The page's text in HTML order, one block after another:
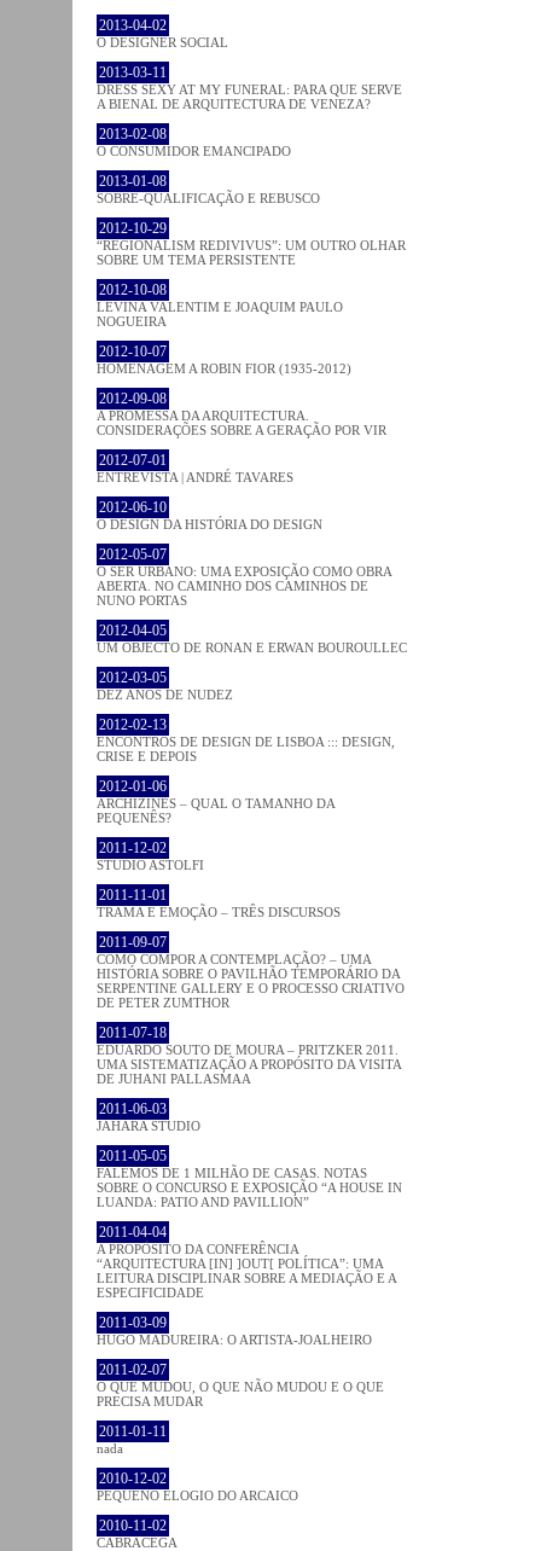
2013-04-02
O DESIGNER SOCIAL
2013-03-11
DRESS SEXY AT MY FUNERAL: PARA QUE SERVE
A BIENAL DE ARQUITECTURA DE VENEZA?
2013-02-08
O CONSUMIDOR EMANCIPADO
2013-01-08
SOBRE-QUALIFICAÇÃO E REBUSCO
2012-10-29
“REGIONALISM REDIVIVUS”: UM OUTRO OLHAR
SOBRE UM TEMA PERSISTENTE
2012-10-08
LEVINA VALENTIM E JOAQUIM PAULO
NOGUEIRA
2012-10-07
HOMENAGEM A ROBIN FIOR (1935-2012)
2012-09-08
A PROMESSA DA ARQUITECTURA.
CONSIDERAÇÕES SOBRE A GERAÇÃO POR VIR
2012-07-01
ENTREVISTA | ANDRÉ TAVARES
2012-06-10
O DESIGN DA HISTÓRIA DO DESIGN
2012-05-07
O SER URBANO: UMA EXPOSIÇÃO COMO OBRA
ABERTA. NO CAMINHO DOS CAMINHOS DE
NUNO PORTAS
2012-04-05
UM OBJECTO DE RONAN E ERWAN BOUROULLEC
2012-03-05
DEZ ANOS DE NUDEZ
2012-02-13
ENCONTROS DE DESIGN DE LISBOA ::: DESIGN,
CRISE E DEPOIS
2012-01-06
ARCHIZINES – QUAL O TAMANHO DA
PEQUENÊS?
2011-12-02
STUDIO ASTOLFI
2011-11-01
TRAMA E EMOÇÃO – TRÊS DISCURSOS
2011-09-07
COMO COMPOR A CONTEMPLAÇÃO? – UMA
HISTÓRIA SOBRE O PAVILHÃO TEMPORÁRIO DA
SERPENTINE GALLERY E O PROCESSO CRIATIVO
DE PETER ZUMTHOR
2011-07-18
EDUARDO SOUTO DE MOURA – PRITZKER 2011.
UMA SISTEMATIZAÇÃO A PROPÓSITO DA VISITA
DE JUHANI PALLASMAA
2011-06-03
JAHARA STUDIO
2011-05-05
FALEMOS DE 1 MILHÃO DE CASAS. NOTAS
SOBRE O CONCURSO E EXPOSIÇÃO “A HOUSE IN
LUANDA: PATIO AND PAVILLION”
2011-04-04
A PROPÓSITO DA CONFERÊNCIA
“ARQUITECTURA [IN] ]OUT[ POLÍTICA”: UMA
LEITURA DISCIPLINAR SOBRE A MEDIAÇÃO E A
ESPECIFICIDADE
2011-03-09
HUGO MADUREIRA: O ARTISTA-JOALHEIRO
2011-02-07
O QUE MUDOU, O QUE NÃO MUDOU E O QUE
PRECISA MUDAR
2011-01-11
nada
2010-12-02
PEQUENO ELOGIO DO ARCAICO
2010-11-02
CABRACEGA